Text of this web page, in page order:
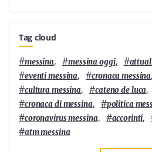
Tag cloud
#messina, #messina oggi, #
#eventi messina, #cronaca messina,
#cultura messina, #cateno de luca,
#cronaca di messina, #politica
#coronavirus messina, #accorinti,
#atm messina